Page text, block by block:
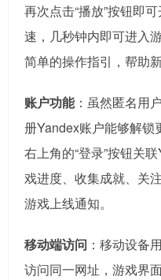
再次点击“播放”按钮即
速，几秒钟内即可进入
简单的操作指引，帮助
账户功能：虽然匿名用
册Yandex账户能够解
右上角的“登录”按钮关
戏进度、收集成就、关
游戏上线通知。
移动端访问 ：移动设备
访问同一网址，游戏界